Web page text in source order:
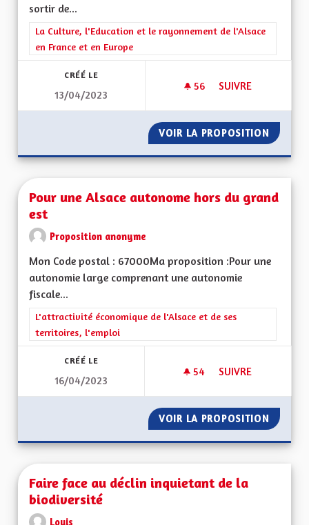
sortir de...
Filtrer les résultats de la catégorie : La Culture, l'Education et
La Culture, l'Education et le rayonnement de l'Alsace
en France et en Europe
CRÉÉ LE
13/04/2023
56 56 ABONNÉS
SUIVRE
VOIR LA PROPOSITION UNE
Pour une Alsace autonome hors du grand
est
Proposition anonyme
Mon Code postal : 67000Ma proposition :Pour une
autonomie large comprenant une autonomie
fiscale...
Filtrer les résultats de la catégorie : L'attractivité
L'attractivité économique de l'Alsace et de ses
territoires, l'emploi
CRÉÉ LE
16/04/2023
54 54 ABONNÉS
SUIVRE
VOIR LA PROPOSITION POUR
Faire face au déclin inquietant de la
biodiversité
Louis